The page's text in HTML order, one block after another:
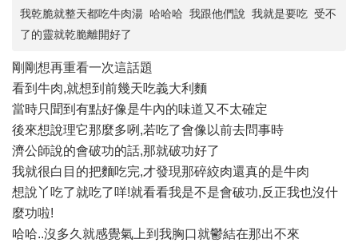
我乾脆就整天都吃牛肉湯 哈哈哈 我跟他們說 我就是要吃 受不
了的靈就乾脆離開好了
剛剛想再重看一次這話題
看到牛肉,就想到前幾天吃義大利麵
當時只聞到有點好像是牛內的味道又不太確定
後來想說理它那麼多咧,若吃了會像以前去問事時
濟公師說的會破功的話,那就破功好了
我就很白目的把麵吃完,才發現那碎絞肉還真的是牛肉
想說丫吃了就吃了咩!就看看我是不是會破功,反正我也沒什
麼功啦!
哈哈..沒多久就感覺氣上到我胸口就鬱結在那出不來